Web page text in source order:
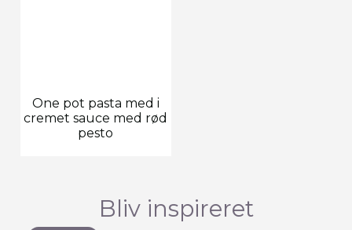
One pot pasta med i
cremet sauce med rød
pesto
Bliv inspireret